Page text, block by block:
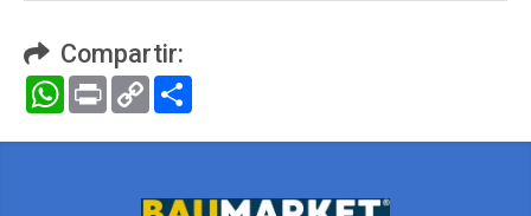
Compartir:
WhatsApp
Print Copy
Link